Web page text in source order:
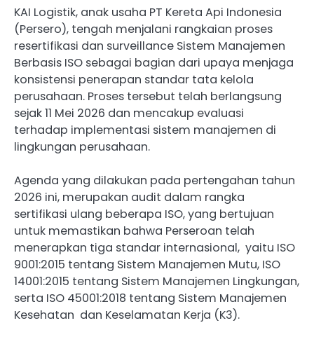
KAI Logistik, anak usaha PT Kereta Api Indonesia
(Persero), tengah menjalani rangkaian proses
resertifikasi dan surveillance Sistem Manajemen
Berbasis ISO sebagai bagian dari upaya menjaga
konsistensi penerapan standar tata kelola
perusahaan. Proses tersebut telah berlangsung
sejak 11 Mei 2026 dan mencakup evaluasi
terhadap implementasi sistem manajemen di
lingkungan perusahaan.
Agenda yang dilakukan pada pertengahan tahun
2026 ini, merupakan audit dalam rangka
sertifikasi ulang beberapa ISO, yang bertujuan
untuk memastikan bahwa Perseroan telah
menerapkan tiga standar internasional, yaitu ISO
9001:2015 tentang Sistem Manajemen Mutu, ISO
14001:2015 tentang Sistem Manajemen Lingkungan,
serta ISO 45001:2018 tentang Sistem Manajemen
Kesehatan dan Keselamatan Kerja (K3).